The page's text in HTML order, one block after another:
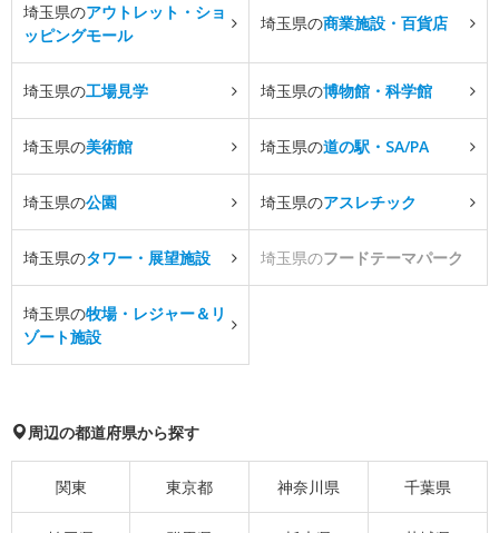
埼玉県のアウトレット・ショ
ッピングモール
埼玉県の商業施設・百貨店
埼玉県の工場見学 埼玉県の博物館・科学館
埼玉県の美術館 埼玉県の道の駅・SA/PA
埼玉県の公園 埼玉県のアスレチック
埼玉県のタワー・展望施設 埼玉県のフードテーマパーク
埼玉県の牧場・レジャー＆リ
ゾート施設
周辺の都道府県から探す
関東 東京都 神奈川県 千葉県